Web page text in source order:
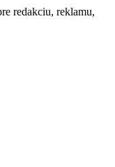
redakciu, reklamu,